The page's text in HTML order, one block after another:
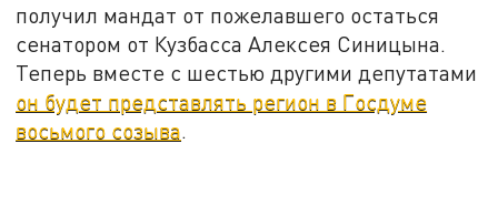
получил мандат от пожелавшего остаться
сенатором от Кузбасса Алексея Синицына.
Теперь вместе с шестью другими депутатами
он будет представлять регион в Госдуме
восьмого созыва.